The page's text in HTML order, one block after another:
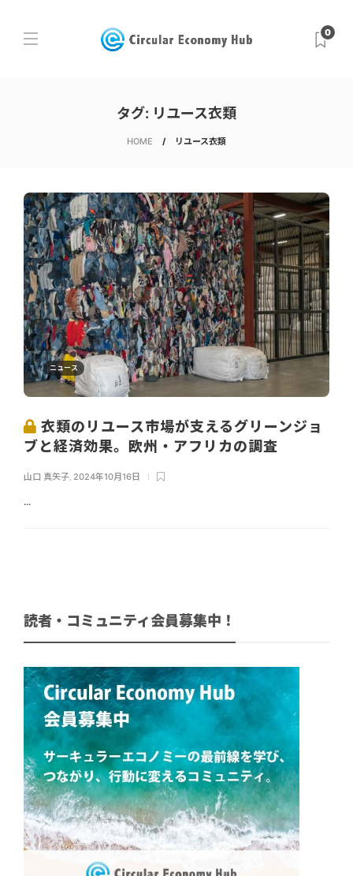
0
タグ: リユース衣類
HOME リユース衣類
ニュース
衣類のリユース市場が支えるグリーンジョ
ブと経済効果。欧州・アフリカの調査
山口 真矢子 2024年10月16日
...
読者・コミュニティ会員募集中！